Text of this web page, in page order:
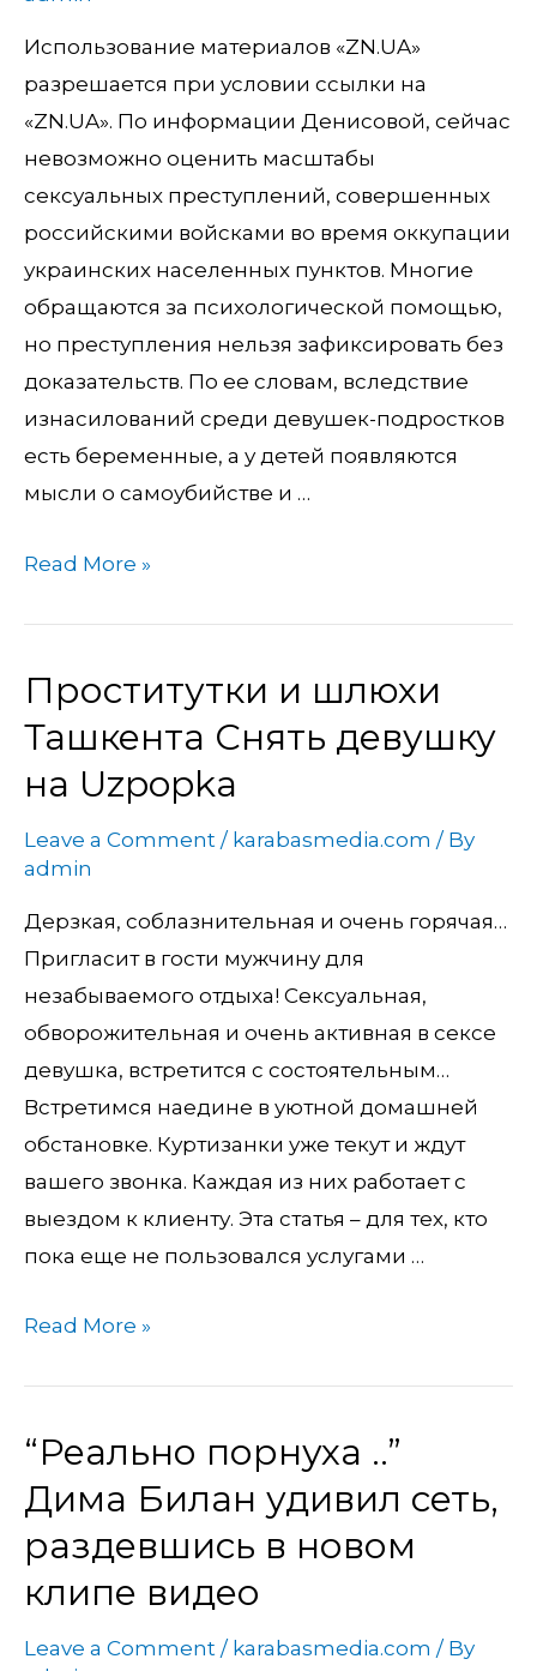
Использование материалов «ZN.UA»
разрешается при условии ссылки на
«ZN.UA». По информации Денисовой, сейчас
невозможно оценить масштабы
сексуальных преступлений, совершенных
российскими войсками во время оккупации
украинских населенных пунктов. Многие
обращаются за психологической помощью,
но преступления нельзя зафиксировать без
доказательств. По ее словам, вследствие
изнасилований среди девушек-подростков
есть беременные, а у детей появляются
мысли о самоубийстве и …
Read More »
Проститутки и шлюхи
Ташкента Снять девушку
на Uzpopka
Leave a Comment / karabasmedia.com / By
admin
Дерзкая, соблазнительная и очень горячая…
Пригласит в гости мужчину для
незабываемого отдыха! Сексуальная,
обворожительная и очень активная в сексе
девушка, встретится с состоятельным…
Встретимся наедине в уютной домашней
обстановке. Куртизанки уже текут и ждут
вашего звонка. Каждая из них работает с
выездом к клиенту. Эта статья – для тех, кто
пока еще не пользовался услугами …
Проститутки
и
шлюхи
Ташкента
Снять
девушку
Read More »
“Реально порнуха ..”
Дима Билан удивил сеть,
раздевшись в новом
клипе видео
Leave a Comment / karabasmedia.com / By
“Реально
порнуха
..”
Дима
Билан